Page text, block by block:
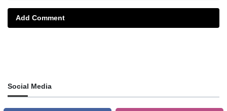
Add Comment
Social Media